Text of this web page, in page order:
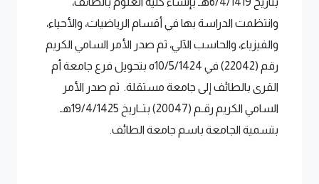
وانتظمت الدراسة بها في أقسام الرياضيات، والأحياء،
والفيزياء، والحاسب الآلي، ثم صدر الأمر السامي الكريم
رقم (22042) في 10/5/1424ه بتحويل فرع جامعة أم
القرى بالطائف إلى جامعة مستقلة. ثم صدر الأمر
السامي الكريم رقـم (20047) بتــاريخ 19/4/1425هـ
بتسمية الجامعة باسم جامعة الطائف.